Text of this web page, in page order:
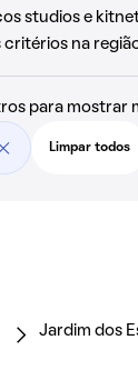
studios e
critérios na
para mostrar
Limpar todos
Jardim dos